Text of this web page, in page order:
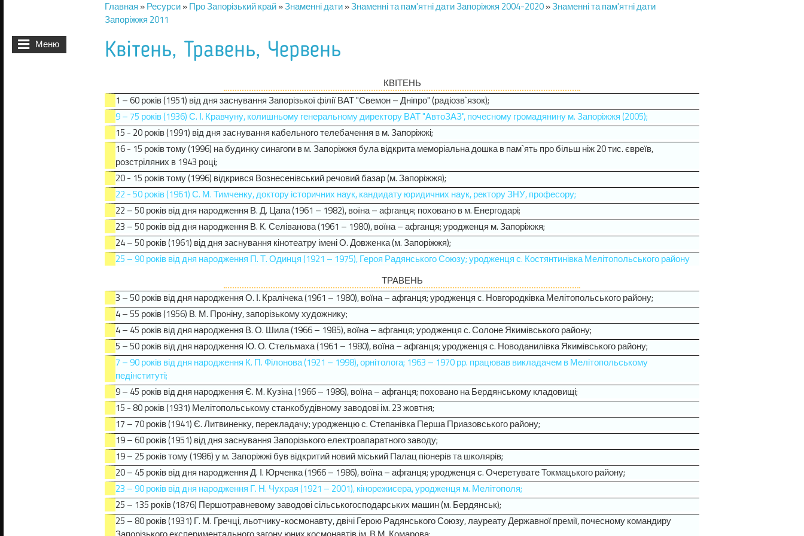
Меню
Вы здесь
Главная »Ресурси»Про Запорізький край»Знаменні дати»Знаменні та пам'ятні дати Запоріжжя 2004-2020»Знаменні та пам'ятні дати
Запоріжжя 2011
Квітень, Травень, Червень
КВІТЕНЬ
1 – 60 років (1951) від дня заснування Запорізької філії ВАТ "Свемон – Дніпро" (радіозв`язок);
9 – 75 років (1936) С. І. Кравчуну, колишньому генеральному директору ВАТ "АвтоЗАЗ", почесному громадянину м. Запоріжжя (2005);
15 - 20 років (1991) від дня заснування кабельного телебачення в м. Запоріжжі;
16 - 15 років тому (1996) на будинку синагоги в м. Запоріжжя була відкрита меморіальна дошка в пам`ять про більш ніж 20 тис. євреїв,
розстріляних в 1943 році;
20 - 15 років тому (1996) відкрився Вознесенівський речовий базар (м. Запоріжжя);
22 - 50 років (1961) С. М. Тимченку, доктору історичних наук, кандидату юридичних наук, ректору ЗНУ, професору;
22 – 50 років від дня народження В. Д. Цапа (1961 – 1982), воїна – афганця; поховано в м. Енергодарі;
23 – 50 років від дня народження В. К. Селіванова (1961 – 1980), воїна – афганця; уродженця м. Запоріжжя;
24 – 50 років (1961) від дня заснування кінотеатру імені О. Довженка (м. Запоріжжя);
25 – 90 років від дня народження П. Т. Одинця (1921 – 1975), Героя Радянського Союзу; уродженця с. Костянтинівка Мелітопольського району
ТРАВЕНЬ
3 – 50 років від дня народження О. І. Кралічека (1961 – 1980), воїна – афганця; уродженця с. Новгородківка Мелітопольського району;
4 – 55 років (1956) В. М. Проніну, запорізькому художнику;
4 – 45 років від дня народження В. О. Шила (1966 – 1985), воїна – афганця; уродженця с. Солоне Якимівського району;
5 – 50 років від дня народження Ю. О. Стельмаха (1961 – 1980), воїна – афганця; уродженця с. Новоданилівка Якимівського району;
7 – 90 років від дня народження К. П. Філонова (1921 – 1998), орнітолога; 1963 – 1970 рр. працював викладачем в Мелітопольському
педінституті;
9 – 45 років від дня народження Є. М. Кузіна (1966 – 1986), воїна – афганця; поховано на Бердянському кладовищі;
15 - 80 років (1931) Мелітопольському станкобудівному заводові ім. 23 жовтня;
17 – 70 років (1941) Є. Литвиненку, перекладачу; уродженцю с. Степанівка Перша Приазовського району;
19 – 60 років (1951) від дня заснування Запорізького електроапаратного заводу;
19 – 25 років тому (1986) у м. Запоріжжі був відкритий новий міський Палац піонерів та школярів;
20 – 45 років від дня народження Д. І. Юрченка (1966 – 1986), воїна – афганця; уродженця с. Очеретувате Токмацького району;
23 – 90 років від дня народження Г. Н. Чухрая (1921 – 2001), кінорежисера, уродженця м. Мелітополя;
25 – 135 років (1876) Першотравневому заводові сільськогосподарських машин (м. Бердянськ);
25 – 80 років (1931) Г. М. Гречці, льотчику-космонавту, двічі Герою Радянського Союзу, лауреату Державної премії, почесному командиру